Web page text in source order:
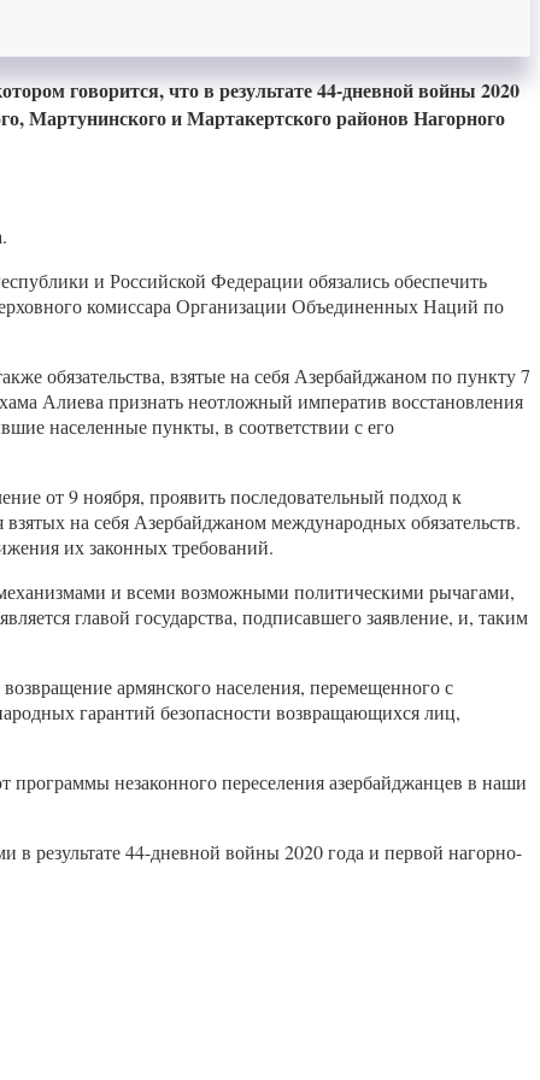
говорится, что в результате 44-дневной войны 2020
Мартунинского и Мартакертского районов Нагорного
и Российской Федерации обязались обеспечить
комиссара Организации Объединенных Наций по
обязательства, взятые на себя Азербайджаном по пункту 7
Алиева признать неотложный императив восстановления
населенные пункты, в соответствии с его
от 9 ноября, проявить последовательный подход к
на себя Азербайджаном международных обязательств.
их законных требований.
и всеми возможными политическими рычагами,
главой государства, подписавшего заявление, и, таким
армянского населения, перемещенного с
гарантий безопасности возвращающихся лиц,
незаконного переселения азербайджанцев в наши
результате 44-дневной войны 2020 года и первой нагорно-